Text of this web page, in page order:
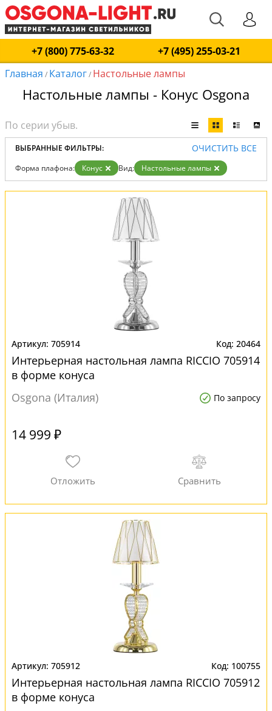
+7 (800) 775-63-32
+7 (495) 255-03-21
Главная / Каталог/ Настольные лампы
Настольные лампы - Конус Osgona
ВЫБРАННЫЕ ФИЛЬТРЫ: ОЧИСТИТЬ ВСЕ
Форма плафона: Конус Вид: Настольные лампы
705914 20464
Интерьерная настольная лампа RICCIO 705914
в форме конуса
Osgona (Италия)
По запросу
14 999 ₽
705912 100755
Интерьерная настольная лампа RICCIO 705912
в форме конуса